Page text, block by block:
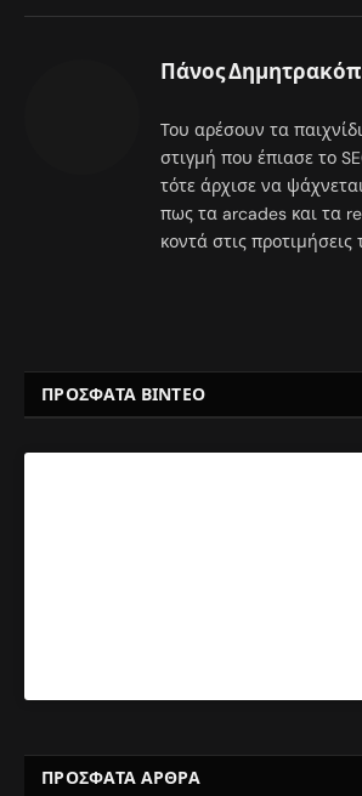
Πάνος
Του αρέσουν τα
στιγμή που έπιασε το
τότε άρχισε να
πως τα arcades και τα
κοντά στις προτιμήσεις
ΠΡΟΣΦΑΤΑ ΒΙΝΤΕΟ
ΠΡΌΣΦΑΤΑ ΆΡΘΡΑ